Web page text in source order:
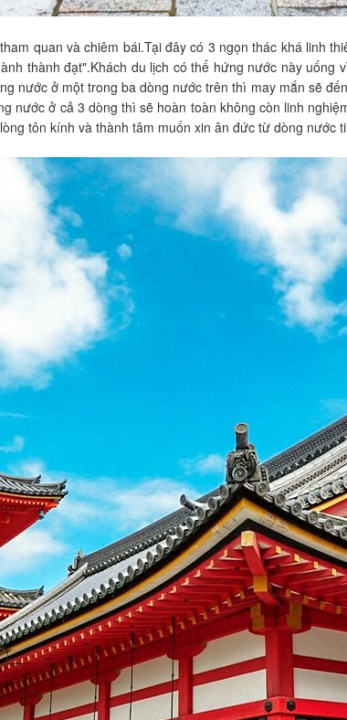
quan và chiêm bái.Tại đây có 3 ngọn thác khá linh
thành đạt".Khách du lịch có thể hứng nước này
nước ở một trong ba dòng nước trên thì may mắn sẽ
nước ở cả 3 dòng thì sẽ hoàn toàn không còn linh
tôn kính và thành tâm muốn xin ân đức từ dòng nước